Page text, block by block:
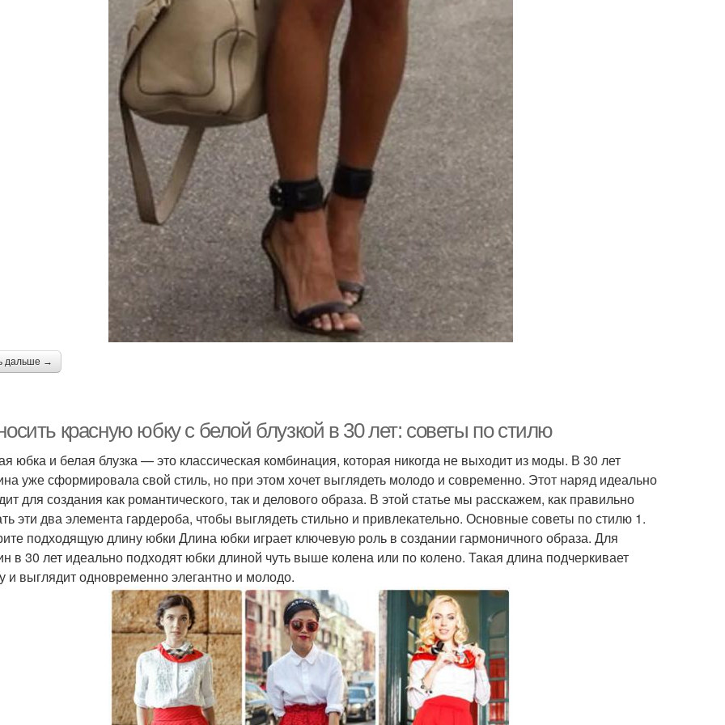
дальше →
красную юбку с белой блузкой в 30 лет: советы по стилю
юбка и белая блузка — это классическая комбинация, которая никогда не выходит из моды. В 30 лет
уже сформировала свой стиль, но при этом хочет выглядеть молодо и современно. Этот наряд идеально
для создания как романтического, так и делового образа. В этой статье мы расскажем, как правильно
эти два элемента гардероба, чтобы выглядеть стильно и привлекательно. Основные советы по стилю 1.
подходящую длину юбки Длина юбки играет ключевую роль в создании гармоничного образа. Для
в 30 лет идеально подходят юбки длиной чуть выше колена или по колено. Такая длина подчеркивает
и выглядит одновременно элегантно и молодо.